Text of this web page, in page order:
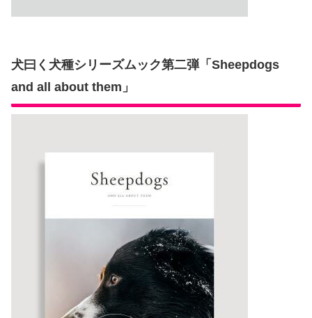
犬曰く犬種シリーズムック第二弾「Sheepdogs
and all about them」